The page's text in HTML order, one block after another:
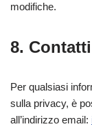
modifiche.
8. Contatti
Per qualsiasi
sulla privacy, è
all’indirizzo email: